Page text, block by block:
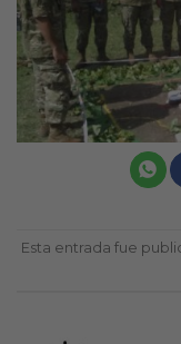
Esta entrada fue